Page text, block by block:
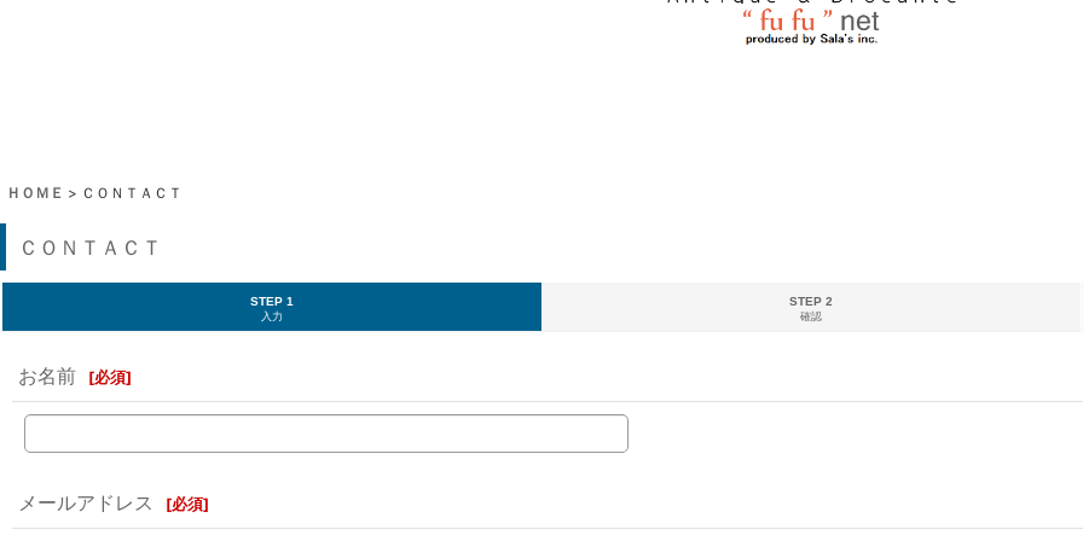
ＨＯＭＥ > ＣＯＮＴＡＣＴ
ＣＯＮＴＡＣＴ
STEP 1
入力
STEP 2
確認
お名前 [必須]
メールアドレス [必須]